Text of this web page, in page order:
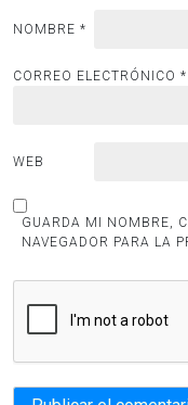
NOMBRE *
CORREO ELECTRÓNICO *
WEB
GUARDA MI NOMBRE,
NAVEGADOR PARA LA